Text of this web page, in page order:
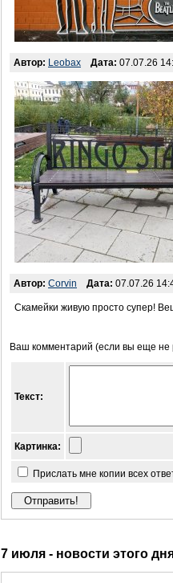
Автор: Leobax Дата: 07.07.26
Автор: Corvin Дата: 07.07.26
Скамейки живую просто супер!
Ваш комментарий (если вы еще не
Текст:
Картинка:
Прислать мне копии всех
7 июля - новости этого